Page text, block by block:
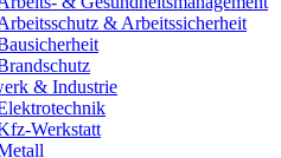
& Arbeitssicherheit
& Industrie
Werkstatt